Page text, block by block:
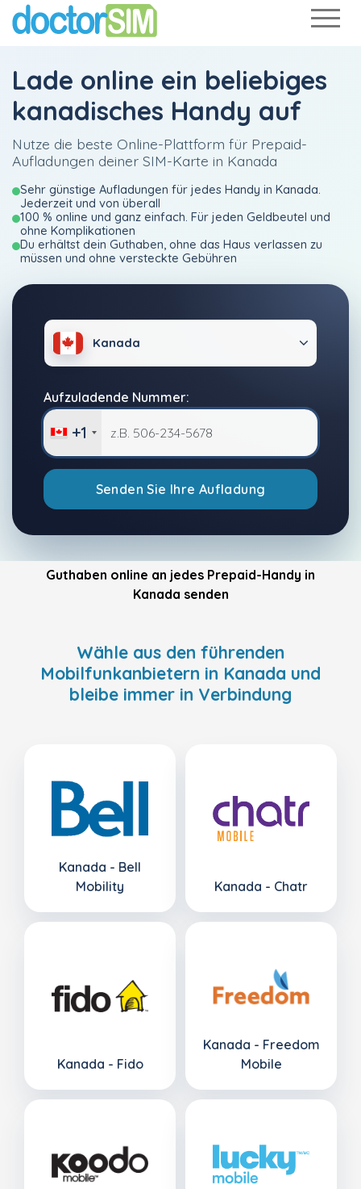
Lade online ein beliebiges
kanadisches Handy auf
Nutze die beste Online-Plattform für Prepaid-
Aufladungen deiner SIM-Karte in Kanada
Sehr günstige Aufladungen für jedes Handy in Kanada.
Jederzeit und von überall
100 % online und ganz einfach. Für jeden Geldbeutel und
ohne Komplikationen
Du erhältst dein Guthaben, ohne das Haus verlassen zu
müssen und ohne versteckte Gebühren
Kanada
Aufzuladende Nummer:
+1
Senden Sie Ihre Aufladung
Guthaben online an jedes Prepaid-Handy in
Kanada senden
Wähle aus den führenden
Mobilfunkanbietern in Kanada und
bleibe immer in Verbindung
Kanada - Bell
Mobility
Kanada - Chatr
Kanada - Fido
Kanada - Freedom
Mobile